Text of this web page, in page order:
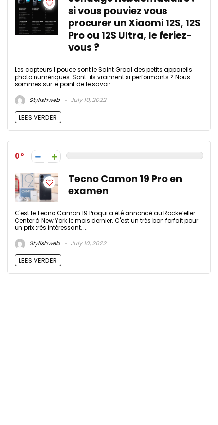
si vous pouviez vous
procurer un Xiaomi 12S, 12S
Pro ou 12S Ultra, le feriez-
vous ?
Les capteurs 1 pouce sont le Saint Graal des petits appareils
photo numériques. Sont-ils vraiment si performants ? Nous
sommes sur le point de le savoir ...
Stylishweb
July 10, 2022
LEES VERDER
0
Tecno Camon 19 Pro en
examen
C'est le Tecno Camon 19 Proqui a été annoncé au Rockefeller
Center à New York le mois dernier. C'est un très bon forfait pour
un prix très intéressant, ...
Stylishweb
July 10, 2022
LEES VERDER